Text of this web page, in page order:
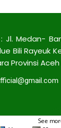
Jl. Medan-
Bili Rayeuk
Provinsi